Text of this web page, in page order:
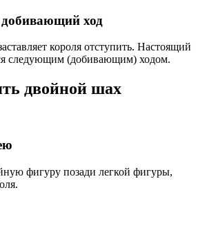
ход
короля отступить. Настоящий
следующим (добивающим) ходом.
двойной шах
фигуру позади легкой фигуры,